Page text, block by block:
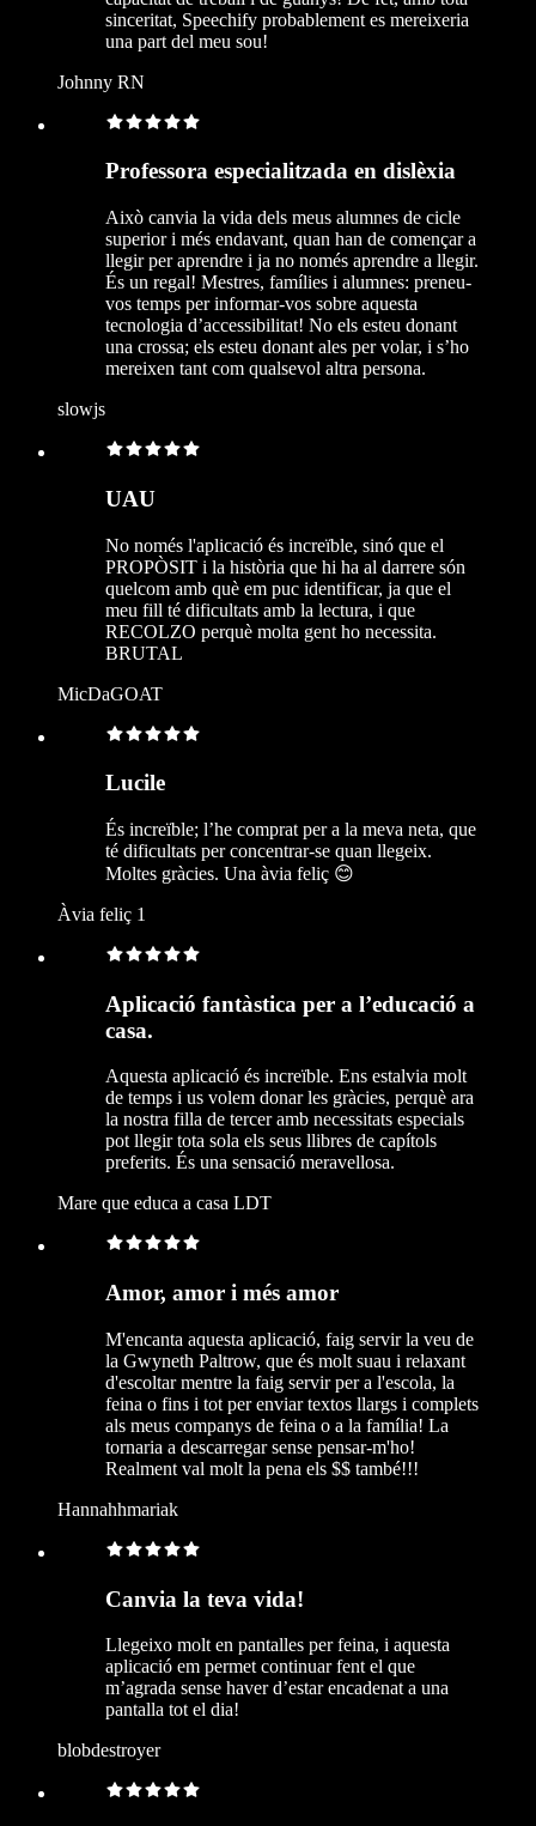
sinceritat, Speechify probablement es mereixeria
una part del meu sou!
Johnny RN
Professora especialitzada en dislèxia
Això canvia la vida dels meus alumnes de cicle
superior i més endavant, quan han de començar a
llegir per aprendre i ja no només aprendre a llegir.
És un regal! Mestres, famílies i alumnes: preneu-
vos temps per informar-vos sobre aquesta
tecnologia d’accessibilitat! No els esteu donant
una crossa; els esteu donant ales per volar, i s’ho
mereixen tant com qualsevol altra persona.
slowjs
UAU
No només l'aplicació és increïble, sinó que el
PROPÒSIT i la història que hi ha al darrere són
quelcom amb què em puc identificar, ja que el
meu fill té dificultats amb la lectura, i que
RECOLZO perquè molta gent ho necessita.
BRUTAL
MicDaGOAT
Lucile
És increïble; l’he comprat per a la meva neta, que
té dificultats per concentrar-se quan llegeix.
Moltes gràcies. Una àvia feliç 😊
Àvia feliç 1
Aplicació fantàstica per a l’educació a
casa.
Aquesta aplicació és increïble. Ens estalvia molt
de temps i us volem donar les gràcies, perquè ara
la nostra filla de tercer amb necessitats especials
pot llegir tota sola els seus llibres de capítols
preferits. És una sensació meravellosa.
Mare que educa a casa LDT
Amor, amor i més amor
M'encanta aquesta aplicació, faig servir la veu de
la Gwyneth Paltrow, que és molt suau i relaxant
d'escoltar mentre la faig servir per a l'escola, la
feina o fins i tot per enviar textos llargs i complets
als meus companys de feina o a la família! La
tornaria a descarregar sense pensar-m'ho!
Realment val molt la pena els $$ també!!!
Hannahhmariak
Canvia la teva vida!
Llegeixo molt en pantalles per feina, i aquesta
aplicació em permet continuar fent el que
m’agrada sense haver d’estar encadenat a una
pantalla tot el dia!
blobdestroyer